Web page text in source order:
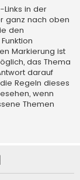
Links in der
ganz nach oben
den
Markierung ist
das Thema
darauf
Regeln dieses
wenn
Themen